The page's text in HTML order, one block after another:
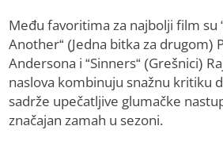
Među favoritima za najbolji film su
Another“ (Jedna bitka za drugom)
Andersona i “Sinners“ (Grešnici)
naslova kombinuju snažnu kritiku
sadrže upečatljive glumačke
značajan zamah u sezoni.